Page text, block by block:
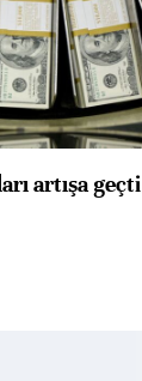
artışa geçti